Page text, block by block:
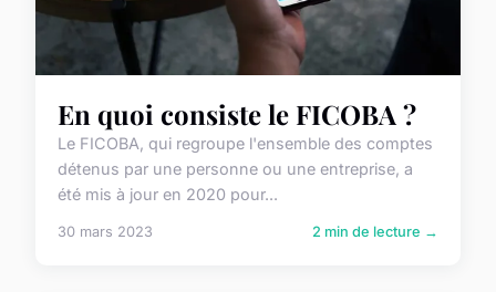
En quoi consiste le FICOBA ?
Le FICOBA, qui regroupe l'ensemble des comptes
détenus par une personne ou une entreprise, a
été mis à jour en 2020 pour...
30 mars 2023 2 min de lecture →